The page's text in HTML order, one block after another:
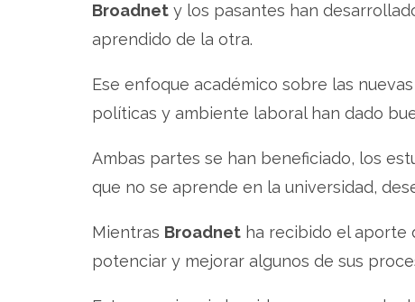
Broadnet y los pasantes han
aprendido de la otra.
Ese enfoque académico sobre las
políticas y ambiente laboral han dado
Ambas partes se han beneficiado, los
que no se aprende en la universidad,
Mientras Broadnet ha recibido el aporte
potenciar y mejorar algunos de sus